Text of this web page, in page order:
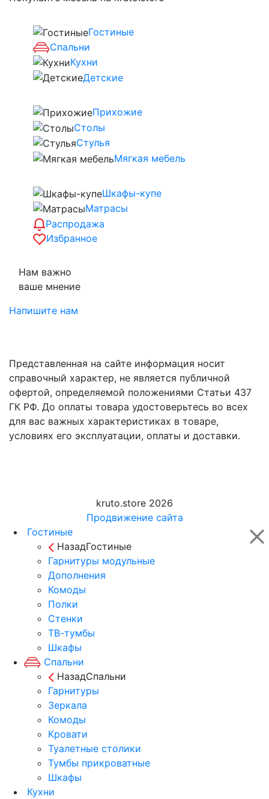
Гостиные
Спальни
Кухни
Детские
Прихожие
Столы
Стулья
Мягкая мебель
Шкафы-купе
Матрасы
Распродажа
Избранное
Нам важно
ваше мнение
Напишите нам
Представленная на сайте информация носит
справочный характер, не является публичной
офертой, определяемой положениями Статьи 437
ГК РФ. До оплаты товара удостоверьтесь во всех
для вас важных характеристиках в товаре,
условиях его эксплуатации, оплаты и доставки.
kruto.store 2026
Продвижение сайта
Гостиные
НазадГостиные
Гарнитуры модульные
Дополнения
Комоды
Полки
Стенки
ТВ-тумбы
Шкафы
Спальни
НазадСпальни
Гарнитуры
Зеркала
Комоды
Кровати
Туалетные столики
Тумбы прикроватные
Шкафы
Кухни